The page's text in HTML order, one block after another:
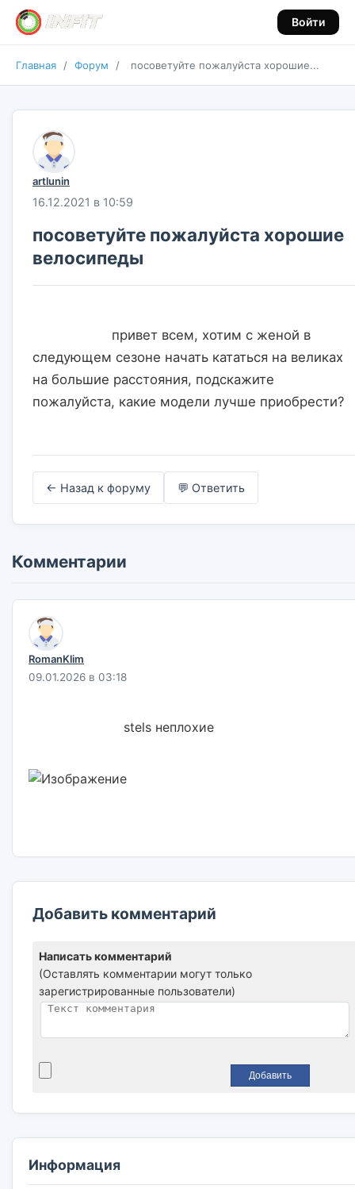
Войти
Главная / Форум / посоветуйте пожалуйста хорошие...
artlunin
16.12.2021 в 10:59
посоветуйте пожалуйста хорошие
велосипеды
следующем сезоне начать кататься на великах
на большие расстояния, подскажите
пожалуйста, какие модели лучше приобрести?
← Назад к форуму 💬 Ответить
Комментарии
RomanKlim
09.01.2026 в 03:18
Добавить комментарий
Написать комментарий
(Оставлять комментарии могут только
зарегистрированные пользователи)
Информация